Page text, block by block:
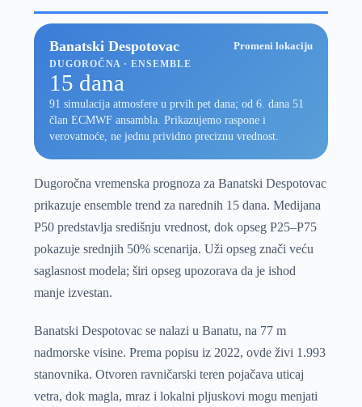
Banatski Despotovac Promeni lokaciju
DUGOROČNA · ENSEMBLE
15 dana
91 simulacija atmosfere u prvih pet dana; od 6. dana 51
član ECMWF ansambla. Prikazujemo raspone i
verovatnoće, ne jednu prividno preciznu vrednost.
Dugoročna vremenska prognoza za Banatski Despotovac
prikazuje ensemble trend za narednih 15 dana. Medijana
P50 predstavlja središnju vrednost, dok opseg P25–P75
pokazuje srednjih 50% scenarija. Uži opseg znači veću
saglasnost modela; širi opseg upozorava da je ishod
manje izvestan.
Banatski Despotovac se nalazi u Banatu, na 77 m
nadmorske visine. Prema popisu iz 2022, ovde živi 1.993
stanovnika. Otvoren ravničarski teren pojačava uticaj
vetra, dok magla, mraz i lokalni pljuskovi mogu menjati